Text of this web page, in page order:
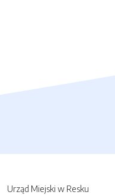
Urząd Miejski w Resku